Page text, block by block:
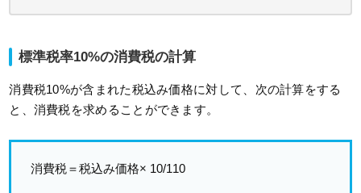
標準税率10%の消費税の計算
消費税10%が含まれた税込み価格に対して、次の計算をする
と、消費税を求めることができます。
消費税＝税込み価格× 10/110